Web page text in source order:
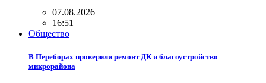
07.08.2026
16:51
Общество
В Переборах проверили ремонт ДК и благоустройство
микрорайона